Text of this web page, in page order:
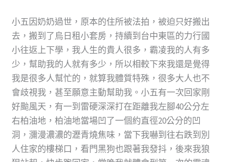
小五因奶奶過世，原本的住所被法拍，被迫只好搬出
去，搬到了烏日租小套房，持續到台中東區的力行國
小往返上下學，我人生的貴人很多，霸凌我的人有多
少，幫助我的人就有多少，所以相較下來我還是覺得
我是很多人幫忙的，就算我體質特殊，很多大人也不
會歧視我，甚至願意主動幫助我。小五有一次回家剛
好颱風天，有一到雷硬深深打在距離我左腳40公分左
右柏油地，柏油地當場凹了一個約直徑20公分的凹
洞，瀰漫濃濃的瀝青燒焦味，當下我嚇到往右跌到別
人住家的樓梯口，看門黑狗也跟著我發抖，後來我狼